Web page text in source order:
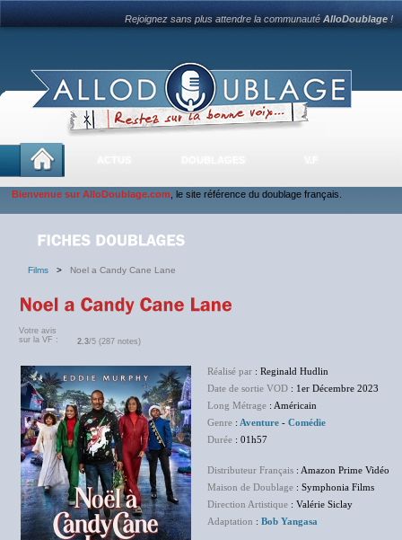
Rejoignez sans plus attendre la communautéAlloDoublage !
Bienvenue sur AlloDoublage.com , le site référence du doublage français.
Films > Noel a Candy Cane Lane
Votre avis
sur la VF :
2.3/5 (287 notes)
Réalisé par : Reginald Hudlin
Date de sortie VOD : 1er Décembre 2023
Long Métrage : Américain
Genre : Aventure - Comédie
Durée : 01h57
Distributeur Français : Amazon Prime Vidéo
Maison de Doublage : Symphonia Films
Direction Artistique : Valérie Siclay
Adaptation : Bob Yangasa